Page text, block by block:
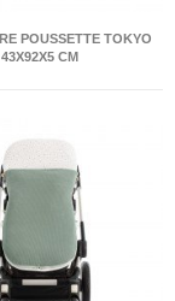
POUSSETTE TOKYO
CM